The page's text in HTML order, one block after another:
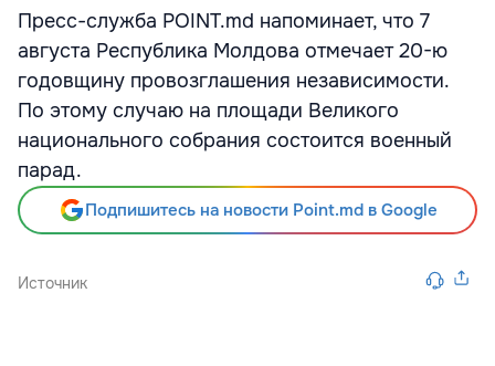
Пресс-служба POINT.md напоминает, что 7
августа Республика Молдова отмечает 20-ю
годовщину провозглашения независимости.
По этому случаю на площади Великого
национального собрания состоится военный
парад.
Подпишитесь на новости Point.md в Google
Источник